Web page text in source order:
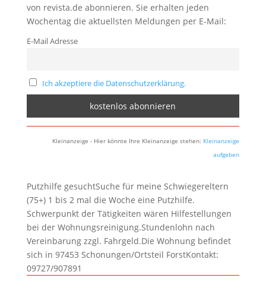
von revista.de abonnieren. Sie erhalten jeden
Wochentag die aktuellsten Meldungen per E-Mail:
E-Mail Adresse
Ich akzeptiere die Datenschutzerklärung.
Kleinanzeige - Hier könnte Ihre Kleinanzeige stehen: Kleinanzeige
aufgeben
Putzhilfe gesuchtSuche für meine Schwiegereltern
(75+) 1 bis 2 mal die Woche eine Putzhilfe.
Schwerpunkt der Tätigkeiten wären Hilfestellungen
bei der Wohnungsreinigung.Stundenlohn nach
Vereinbarung zzgl. Fahrgeld.Die Wohnung befindet
sich in 97453 Schonungen/Ortsteil ForstKontakt:
09727/907891